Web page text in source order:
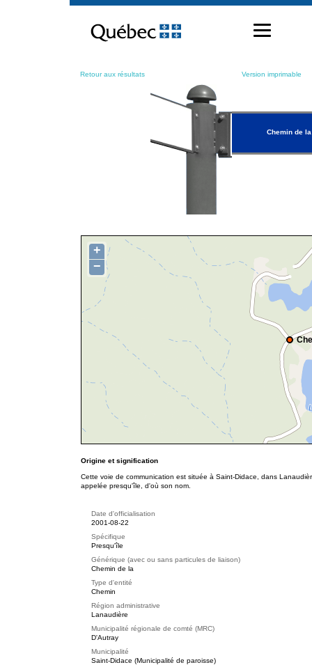
contenu
Retour aux résultats Version imprimable
Chemin de
+
−
Origine et signification
Cette voie de communication est située à Saint-Didace, dans
appelée presqu'île, d'où son nom.
Date d'officialisation
2001-08-22
Spécifique
Presqu'île
Générique (avec ou sans particules de liaison)
Chemin de la
Type d'entité
Chemin
Région administrative
Lanaudière
Municipalité régionale de comté (MRC)
D'Autray
Municipalité
Saint-Didace (Municipalité de paroisse)